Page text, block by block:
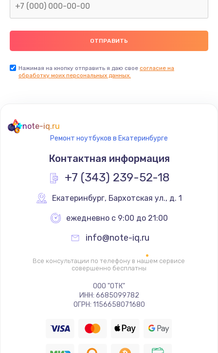
Заказать
Замена оперативной памяти
960 руб.
Заказать
Замена процессора
1645 руб.
Заказать
Замена термопасты
Заказать
Нажимая на кнопку отправить я даю свое согласие на
обработку моих персональных данных.
note-iq.ru
Ремонт ноутбуков в Екатеринбурге
Контактная информация
+7 (343) 239-52-18
Екатеринбург, Бархотская ул., д. 1
ежедневно с 9:00 до 21:00
info@note-iq.ru
Все консультации по телефону в нашем сервисе
совершенно бесплатны
ООО "ОТК"
ИНН: 6685099782
ОГРН: 1156658071680